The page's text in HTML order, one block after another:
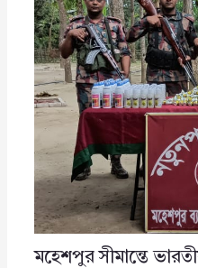
মহেশপুর সীমান্তে